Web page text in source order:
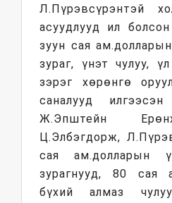
Л.Пүрэвсүрэнтэй
асуудлууд ил
зуун сая
зураг, үнэт чулуу,
зэрэг хөрөнгө
саналууд
Ж.Эпштейн
Ц.Элбэгдорж,
сая ам.долларын
зурагнууд, 80 сая
бүхий алмаз